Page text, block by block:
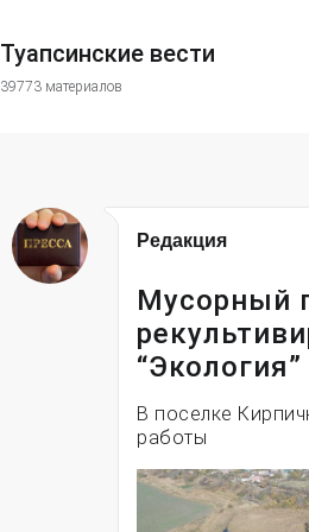
Туапсинские вести
39773 материалов
Редакция
Мусорный
“Экология”
В поселке
работы